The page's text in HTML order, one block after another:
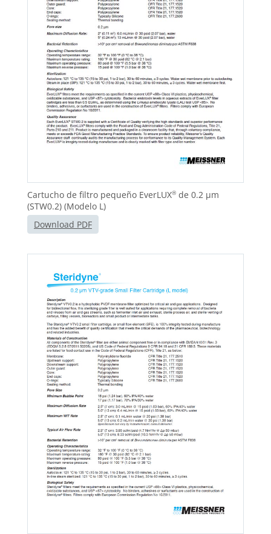
Cartucho de filtro pequeño EverLUX® de 0.2 μm
(STW0.2) (Modelo L)
Download PDF